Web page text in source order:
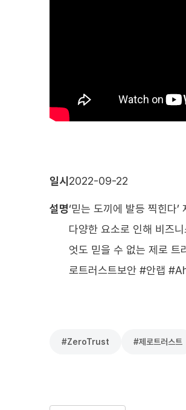
일시
설명
2022-09-22
‘믿는 도끼에 발등 찍힌다
다양한 요소로 인해 비즈
엇도 믿을 수 없는 제로
로트러스트보안 #안랩
#ZeroTrust #제로트러스트